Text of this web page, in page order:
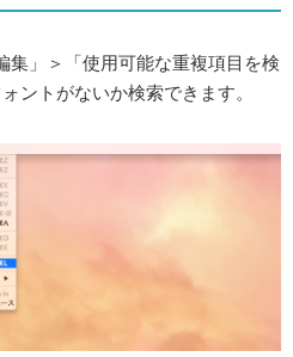
集」＞「使用可能な重複項目を検
ントがないか検索できます。